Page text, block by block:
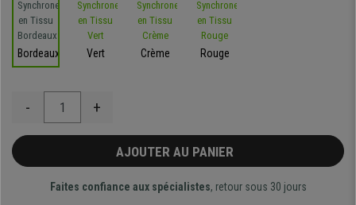
Bordeaux Vert Crème Rouge
- +
AJOUTER AU PANIER
Faites confiance aux spécialistes, retour sous 30 jours